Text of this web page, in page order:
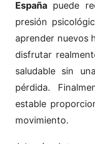
España puede
presión
aprender nuevos
disfrutar
saludable sin
pérdida.
estable
movimiento.